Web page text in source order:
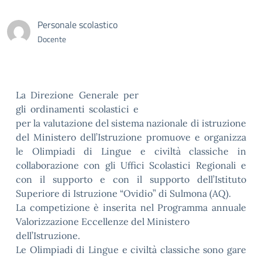
Personale scolastico
Docente
La Direzione Generale per
gli ordinamenti scolastici e
per la valutazione del sistema nazionale di istruzione
del Ministero dell’Istruzione promuove e organizza
le Olimpiadi di Lingue e civiltà classiche in
collaborazione con gli Uffici Scolastici Regionali e
con il supporto e con il supporto dell’Istituto
Superiore di Istruzione “Ovidio” di Sulmona (AQ).
La competizione è inserita nel Programma annuale
Valorizzazione Eccellenze del Ministero
dell’Istruzione.
Le Olimpiadi di Lingue e civiltà classiche sono gare